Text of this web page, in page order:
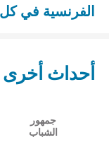
الفرنسية في
أحداث أخرى
جمهور
الشباب